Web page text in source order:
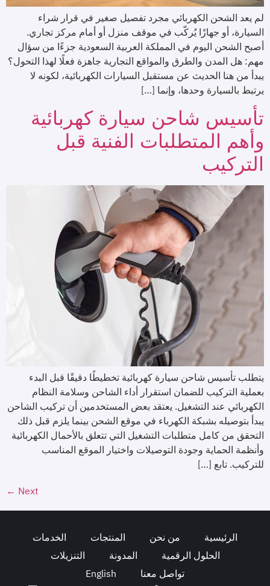
لم يعد الشحن الكهربائي مجرد تفصيل صغير في قرار شراء
السيارة، أو جهازًا يُركّب في موقف منزل أو أمام مركز تجاري.
أصبح الشحن اليوم في المملكة العربية السعودية جزءًا من سؤال
مهم: هل المدن والطرق والمواقع التجارية جاهزة فعلًا لهذا التحول؟
يبدأ من هنا الحديث عن مستقبل السيارات الكهربائية، لكونه لا
يرتبط بالسيارة وحدها، وإنما […]
تأسيس شاحن سيارة كهربائية
وأهم المتطلبات الفنية قبل
التركيب
يتطلب تأسيس شاحن سيارة كهربائية تخطيطًا دقيقًا قبل البدء
بعملية التركيب للضمان استقرار أداء الشاحن وسلامة النظام
الكهربائي عند التشغيل. يعتقد بعض المستخدمين أن تركيب الشاحن
يبدأ بتوصيله بشبكة الكهرباء في موقع الشحن بينما يلزم قبل ذلك
التحقق من كامل متطلبات التشغيل التي تتعلق بالأحمال الكهربائية
وأنظمة الحماية وجودة التوصيلات واختيار الموقع المناسب
للتركيب. تابع […]
Next
←
الرئيسية من نحن المنتجات
الخدمات
الحلول الرقمية
المدونة
التنزيلات
تواصل معنا
English